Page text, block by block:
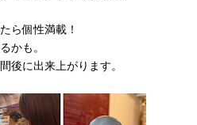
ら個性満載！
かも。
後に出来上がります。